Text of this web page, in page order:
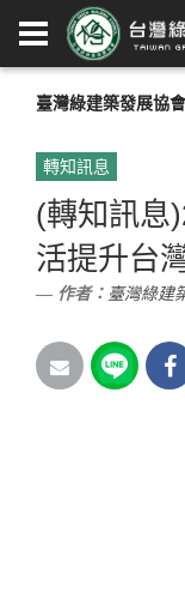
臺灣綠建築發展協會
轉知訊息
(轉知訊息
活提升台
作者： 臺灣綠建